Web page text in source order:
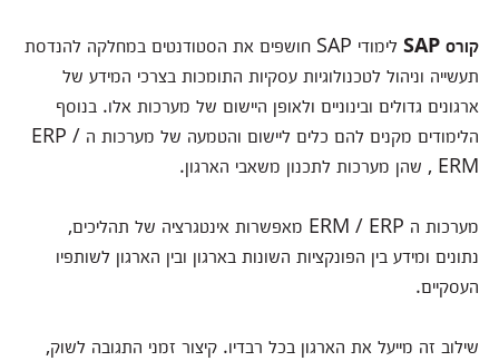
קורסSAP
לימודי SAP חושפים את הסטודנטים במחלקה להנדסת
תעשייה וניהול לטכנולוגיות עסקיות התומכות בצרכי המידע של
ארגונים גדולים ובינוניים ולאופן היישום של מערכות אלו. בנוסף
הלימודים מקנים להם כלים ליישום והטמעה של מערכות ה ERP /
ERM , שהן מערכות לתכנון משאבי הארגון.
מערכות ה ERM / ERP מאפשרות אינטגרציה של תהליכים,
נתונים ומידע בין הפונקציות השונות בארגון ובין הארגון לשותפיו
העסקיים.
שילוב זה מייעל את הארגון בכל רבדיו. קיצור זמני התגובה לשוק,